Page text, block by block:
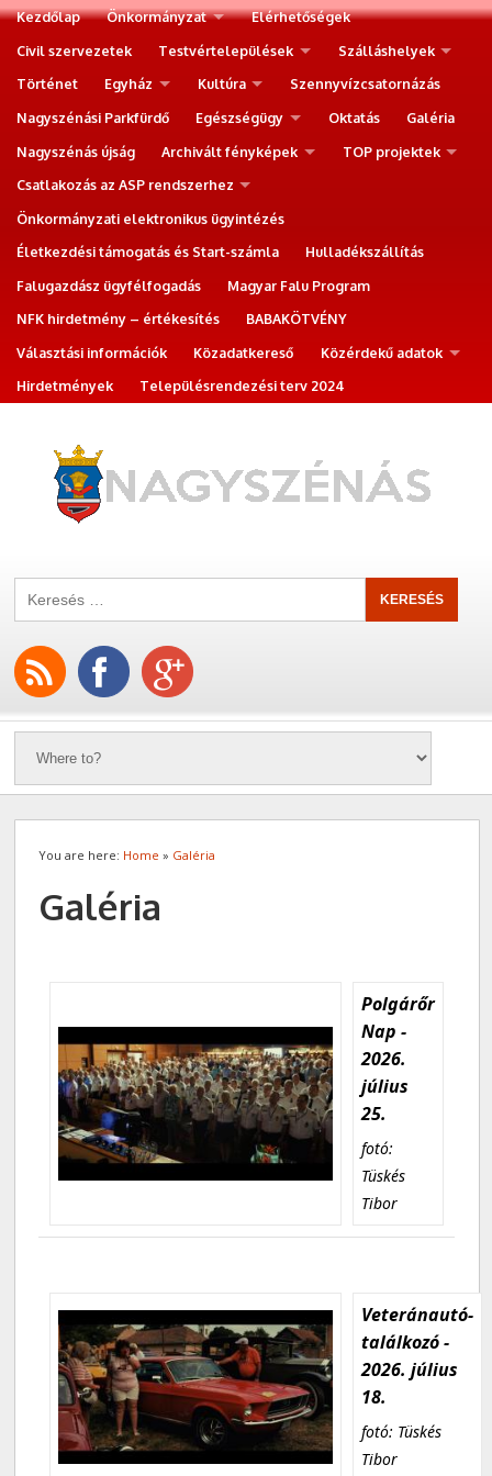
Kezdőlap Önkormányzat
Elérhetőségek
Civil szervezetek
Testvértelepülések
Szálláshelyek
Történet
Egyház Kultúra
Szennyvízcsatornázás
Nagyszénási Parkfürdő
Egészségügy Oktatás
Galéria
Nagyszénás újság
Archivált fényképek
TOP projektek
Csatlakozás az ASP rendszerhez
Önkormányzati elektronikus ügyintézés
Életkezdési támogatás és Start-számla
Hulladékszállítás
Falugazdász ügyfélfogadás
Magyar Falu Program
NFK hirdetmény – értékesítés
BABAKÖTVÉNY
Választási információk
Közadatkereső
Közérdekű adatok
Hirdetmények
Településrendezési terv 2024
You are here: Home » Galéria
Galéria
Polgárőr
Nap -
2026.
július
25.
fotó:
Tüskés
Tibor
Veteránautó-
találkozó -
2026. július
18.
fotó: Tüskés
Tibor